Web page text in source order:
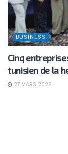
BUSINESS
Cinq
tunisien de la
27 MARS 2026